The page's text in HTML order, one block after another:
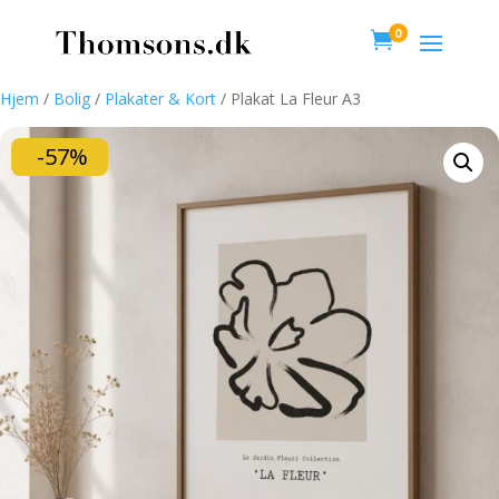
0
Hjem / Bolig / Plakater & Kort / Plakat La Fleur A3
-57%